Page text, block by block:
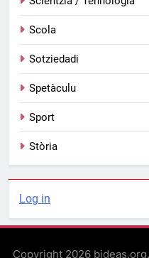
Scola
Sotziedadi
Spetàculu
Sport
Stòria
Log in
Copyright 2026